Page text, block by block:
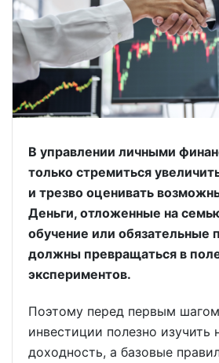
В управлении личными
только стремиться
и трезво оценивать
Деньги, отложенные на
обучение или обязательные
должны превращаться в
экспериментов.
Поэтому перед первым
инвестиции полезно изучить
доходность, а базовые